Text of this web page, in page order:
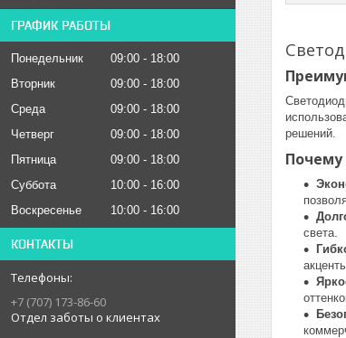
ГРАФИК РАБОТЫ
Понедельник 09:00
18:00
Вторник
09:00
18:00
Среда
09:00
18:00
Четверг
09:00
18:00
Пятница
09:00
18:00
Суббота
10:00
16:00
Воскресенье
10:00 16:00
КОНТАКТЫ
+7 (707) 173-86-60
Отдел заботы о клиентах
решений.
света.